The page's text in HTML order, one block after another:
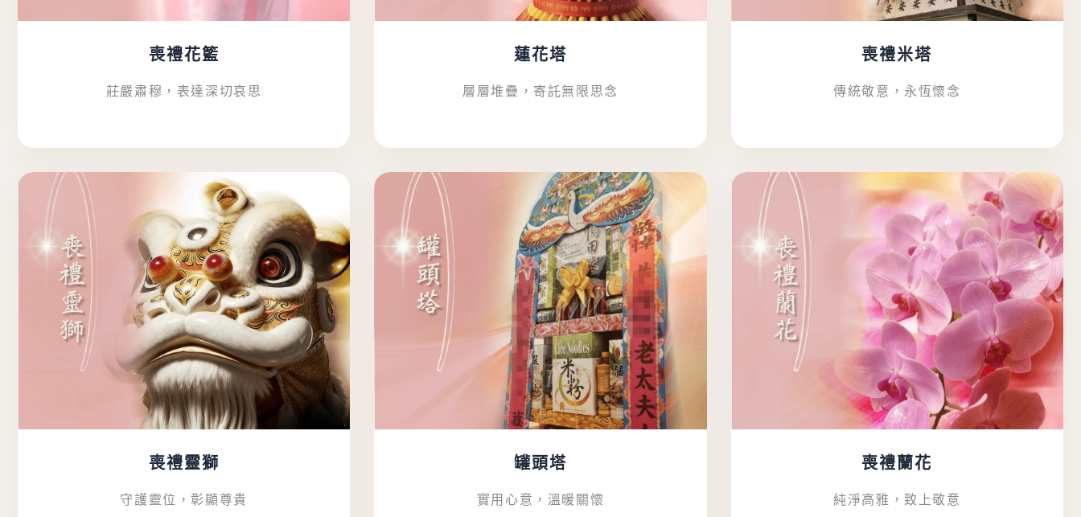
喪禮花籃
莊嚴肅穆，表達深切哀思
蓮花塔
層層堆疊，寄託無限思念
喪禮米塔
傳統敬意，永恆懷念
喪禮靈獅
守護靈位，彰顯尊貴
罐頭塔
實用心意，溫暖關懷
喪禮蘭花
純淨高雅，致上敬意